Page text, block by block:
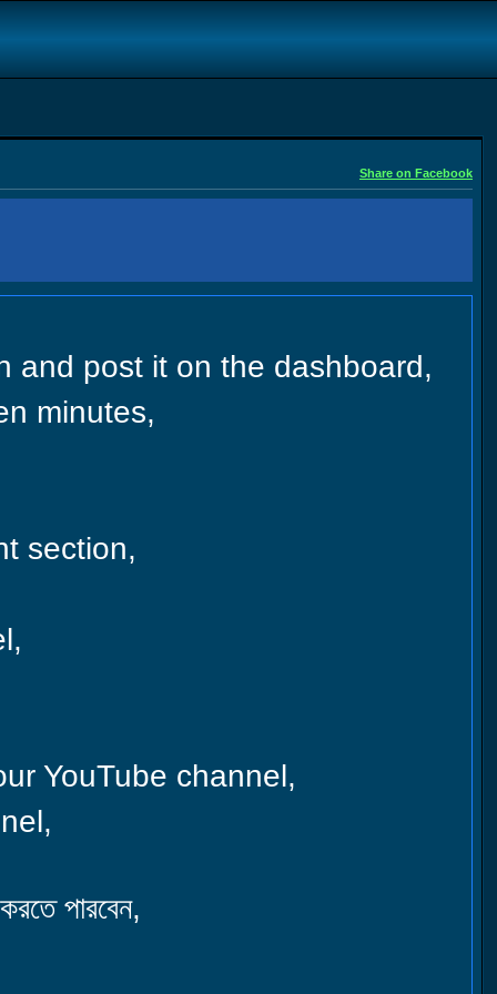
Share on Facebook
and post it on the dashboard,
minutes,
section,
YouTube channel,
পারবেন,